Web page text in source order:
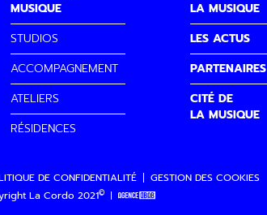
MUSIQUE
STUDIOS
ACCOMPAGNEMENT
ATELIERS
RÉSIDENCES
LA MUSIQUE
LES ACTUS
PARTENAIRES
CITÉ DE
LA MUSIQUE
DE CONFIDENTIALITÉ
GESTION DES COOKIES
La Cordo 2021©